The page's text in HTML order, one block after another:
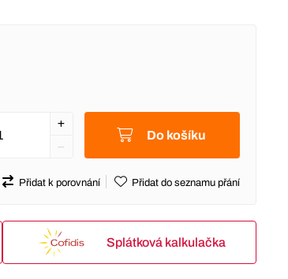
Do košíku
Přidat k porovnání Přidat do seznamu přání
Splátková kalkulačka